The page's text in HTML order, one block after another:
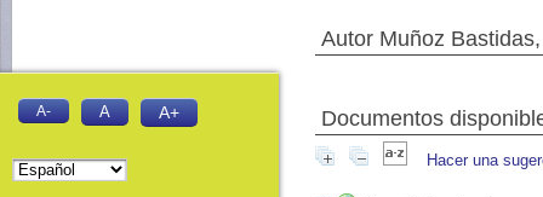
Autor Muñoz
Documentos
Hacer una
A- A A+